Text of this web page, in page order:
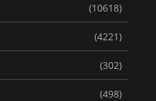
(10618)
(4221)
(302)
(498)